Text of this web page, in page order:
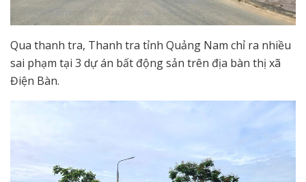
Qua thanh tra, Thanh tra tỉnh Quảng Nam chỉ ra nhiều
sai phạm tại 3 dự án bất động sản trên địa bàn thị xã
Điện Bàn.